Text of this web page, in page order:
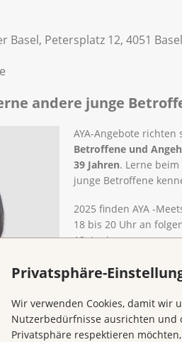
Privatsphäre-
Wir verwenden Cookies, damit wir
Nutzerbedürfnisse ausrichten und
Privatsphäre respektieren
Basel, Petersplatz 12, 4051 Basel
andere junge
AYA-Angebote richten
Betroffene und
39 Jahren. Lerne beim
junge Betroffene
2025 finden AYA -
18 bis 20 Uhr an
13. Juni
Die Veranstaltung
Haus der Krebsliga
Petersplatz 12
4051 Basel